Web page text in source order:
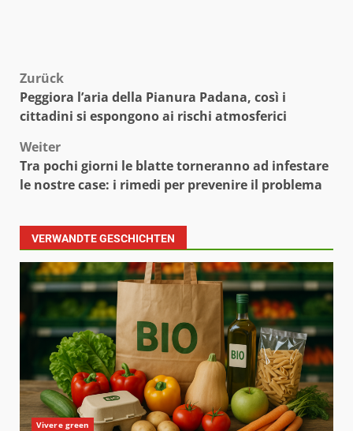
Beitragsnavigation
Zurück
Peggiora l’aria della Pianura Padana, così i
cittadini si espongono ai rischi atmosferici
Weiter
Tra pochi giorni le blatte torneranno ad infestare
le nostre case: i rimedi per prevenire il problema
VERWANDTE GESCHICHTEN
Vivere green